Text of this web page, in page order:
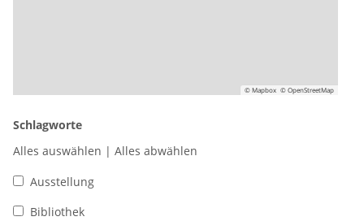
© Mapbox © OpenStreetMap
Schlagworte
Alles auswählen | Alles abwählen
Ausstellung
Bibliothek